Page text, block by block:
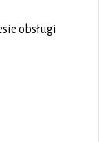
obsługi